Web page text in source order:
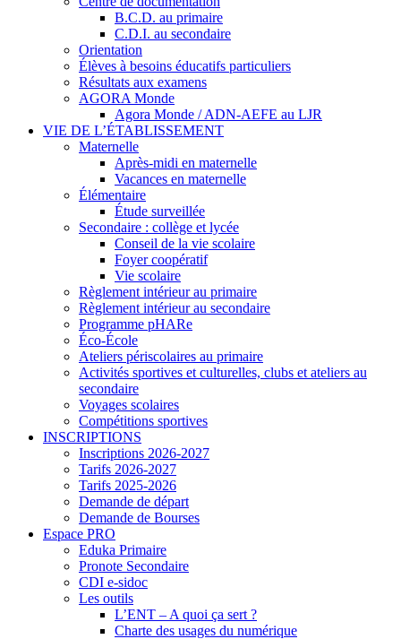
B.C.D. au primaire
C.D.I. au secondaire
Orientation
Élèves à besoins éducatifs particuliers
Résultats aux examens
AGORA Monde
Agora Monde / ADN-AEFE au LJR
VIE DE L’ÉTABLISSEMENT
Maternelle
Après-midi en maternelle
Vacances en maternelle
Élémentaire
Étude surveillée
Secondaire : collège et lycée
Conseil de la vie scolaire
Foyer coopératif
Vie scolaire
Règlement intérieur au primaire
Règlement intérieur au secondaire
Programme pHARe
Éco-École
Ateliers périscolaires au primaire
Activités sportives et culturelles, clubs et ateliers au
secondaire
Voyages scolaires
Compétitions sportives
INSCRIPTIONS
Inscriptions 2026-2027
Tarifs 2026-2027
Tarifs 2025-2026
Demande de départ
Demande de Bourses
Espace PRO
Eduka Primaire
Pronote Secondaire
CDI e-sidoc
Les outils
L’ENT – A quoi ça sert ?
Charte des usages du numérique